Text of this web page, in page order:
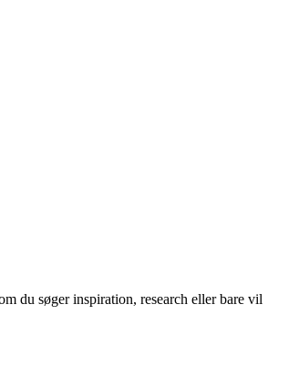
du søger inspiration, research eller bare vil